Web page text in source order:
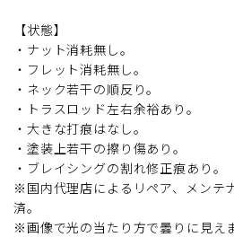
【状態】
・ナット消耗無し。
・フレット消耗無し。
・ネック若干の順反り。
・トラスロッド左右余裕あり。
・大きな打痕はなし。
・塗装上若干の擦り傷あり。
・ブレイシングの割れ修正痕あり。
※国内代理店によるリペア、メンテ
済。
※画像で光の当たり方で曇りに見え